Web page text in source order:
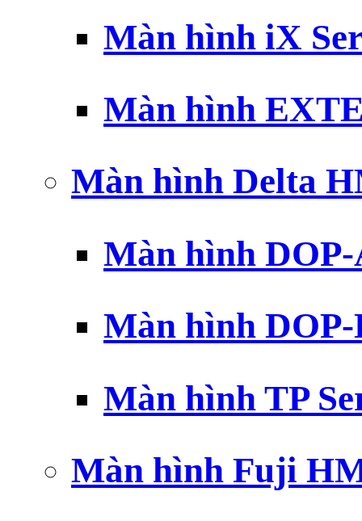
Màn hình iX
Màn hình
Màn hình Delta
Màn hình DOP-
Màn hình DOP-
Màn hình TP
Màn hình Fuji